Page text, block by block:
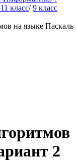
класс/ 9 класс
на языке Паскаль
2